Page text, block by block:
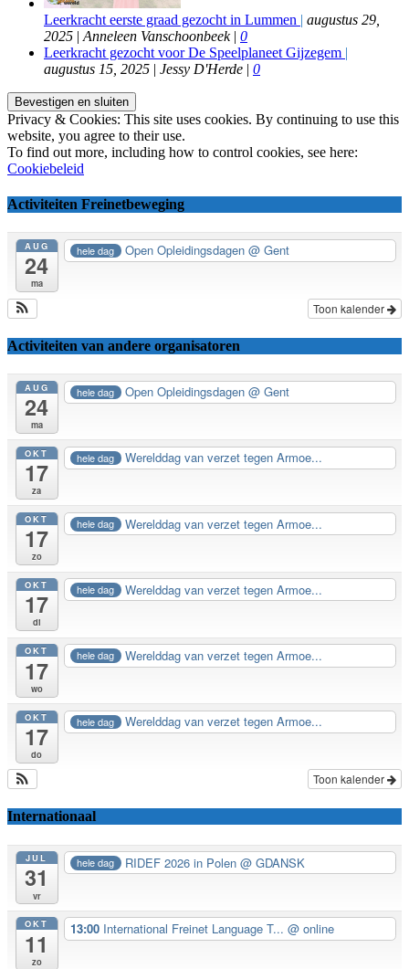
Leerkracht eerste graad gezocht in Lummen | augustus 29,
2025 | Anneleen Vanschoonbeek | 0
Leerkracht gezocht voor De Speelplaneet Gijzegem |
augustus 15, 2025 | Jessy D'Herde | 0
Privacy & Cookies: This site uses cookies. By continuing to use this
website, you agree to their use.
To find out more, including how to control cookies, see here:
Cookiebeleid
Activiteiten Freinetbeweging
AUG
24
ma
hele dag Open Opleidingsdagen@ Gent
Toon kalender
Activiteiten van andere organisatoren
AUG
24
ma
hele dag Open Opleidingsdagen@ Gent
OKT
17
za
hele dag Werelddag van verzet tegen Armoe...
OKT
17
zo
hele dag Werelddag van verzet tegen Armoe...
OKT
17
di
hele dag Werelddag van verzet tegen Armoe...
OKT
17
wo
hele dag Werelddag van verzet tegen Armoe...
OKT
17
do
hele dag Werelddag van verzet tegen Armoe...
Toon kalender
Internationaal
JUL
31
vr
hele dag RIDEF 2026 in Polen@ GDANSK
OKT
11
zo
13:00 International Freinet Language T... @ online